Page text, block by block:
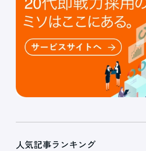
人気記事ランキング